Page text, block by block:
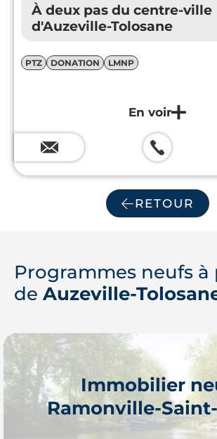
À deux pas du centre-ville
d'Auzeville-Tolosane
PTZ DONATION LMNP
RETOUR
Programmes neufs
de Auzeville-
Immobilier
Ramonville-